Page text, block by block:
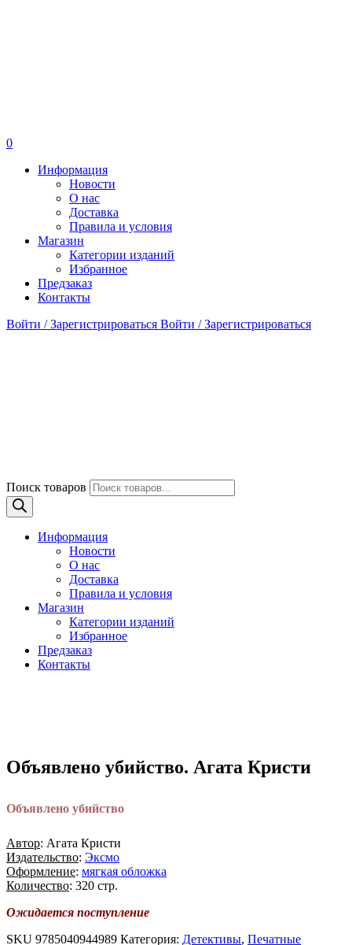
0
Информация
Новости
О нас
Доставка
Правила и условия
Магазин
Категории изданий
Избранное
Предзаказ
Контакты
Войти / Зарегистрироваться Войти / Зарегистрироваться
Поиск товаров
Информация
Новости
О нас
Доставка
Правила и условия
Магазин
Категории изданий
Избранное
Предзаказ
Контакты
Объявлено убийство. Агата Кристи
Объявлено убийство
Автор: Агата Кристи
Издательство: Эксмо
Оформление: мягкая обложка
Количество: 320 стр.
Ожидается поступление
SKU 9785040944989 Категория: Детективы, Печатные